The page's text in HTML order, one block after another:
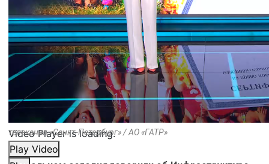
Video Player is loading.
Play Video
телеканал «Санкт-Петербург» / АО «ГАТР»